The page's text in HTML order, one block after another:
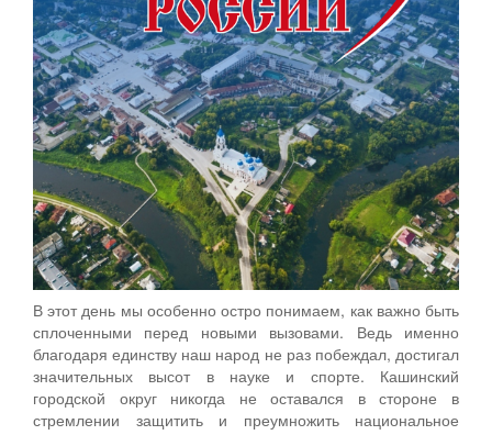
В этот день мы особенно остро понимаем, как важно быть
сплоченными перед новыми вызовами. Ведь именно
благодаря единству наш народ не раз побеждал, достигал
значительных высот в науке и спорте. Кашинский
городской округ никогда не оставался в стороне в
стремлении защитить и преумножить национальное